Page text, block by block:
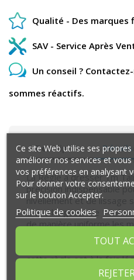
Qualité - Des marques
SAV - Service Après
Un conseil ?
sommes réactifs.
Description
La Règle à dresser 1m
précision indispensable
nivellement et de lissage
D’une longueur de 1
de manière uniforme les
béton, la chape ou
finition lisse et régulière.
cette règle est à la fois
garantit une prise en main
Ce site Web utilise ses
améliorer nos services et
vos préférences en analysant
Pour donner votre
sur le bouton Accepter.
Politique de cookies
TOUT